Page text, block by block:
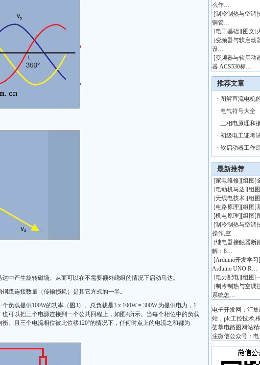
产生旋转磁场。从而可以在不需要额外绕组的情况下启动马达。
连接数量（传输损耗）是其它方式的一半。
载提供100W的功率（图3）。总负载是3 x 100W = 300W.为提供电力，1
可以把三个电源连接到一个公共回程上，如图4所示。当每个相位中的负载
、且三个电流相位彼此位移120°的情况下，任何时点上的电流之和都为
么作…
[制冷制热与空调
铜管…
[电工基础][图文]
[变频器与软启动
设…
[变频器与软启动
器 ACS530标…
推荐文章
· 图解直流电机
· 电气符号大全
· 三相电原理和
· 初级电工证考
· 软启动器工作
最新推荐
[家电维修][组图]
[电动机马达][组
[无线电技术][组
[电路原理][组图]
[机电原理][组图]
[制冷制热与空调
操作,空…
[继电器接触器断
解：8…
[Arduino开发学习 ]
Arduino UNO R…
[电力配电][组图]
[制冷制热与空调
系统怎…
电子开发网：汇
站，plc工控技术,
荟萃电路图网站
注微信公众号：电